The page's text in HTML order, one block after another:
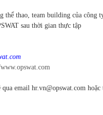
thể thao, team building của công
sau thời gian thực tập
email hr.vn@opswat.com hoặc